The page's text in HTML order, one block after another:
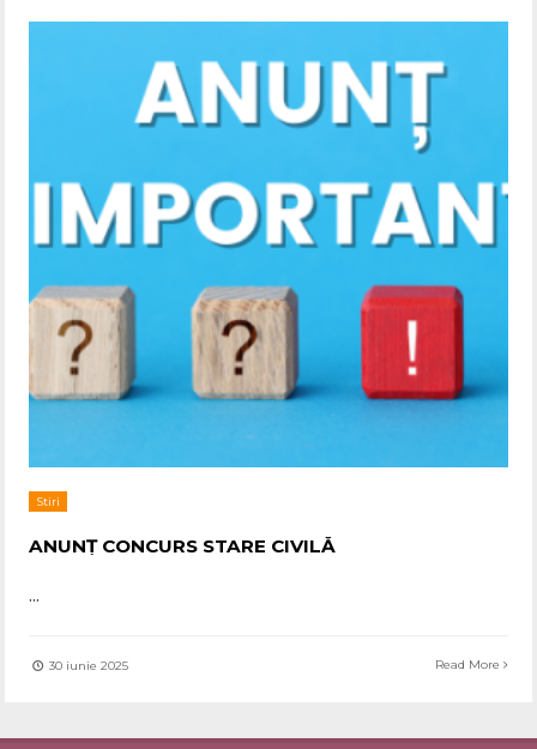
Stiri
ANUNȚ CONCURS STARE CIVILĂ
...
30 iunie 2025 Read More